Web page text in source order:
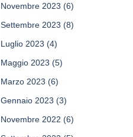
Novembre 2023 (6)
Settembre 2023 (8)
Luglio 2023 (4)
Maggio 2023 (5)
Marzo 2023 (6)
Gennaio 2023 (3)
Novembre 2022 (6)